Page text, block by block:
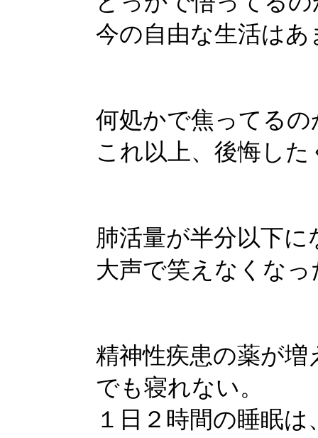
今の自由な生活は
何処かで焦ってる
これ以上、後悔し
肺活量が半分以下に
大声で笑えなくなっ
精神性疾患の薬が
でも寝れない。
１日２時間の睡眠